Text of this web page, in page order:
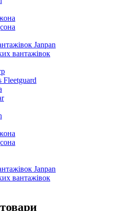
Janpan
вантажівок
Fleetguard
Janpan
вантажівок